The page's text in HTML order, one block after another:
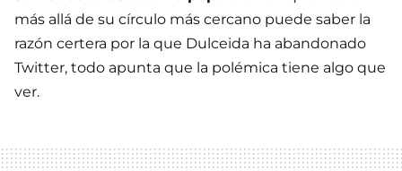
más allá de su círculo más cercano puede saber la
razón certera por la que Dulceida ha abandonado
Twitter, todo apunta que la polémica tiene algo que
ver.